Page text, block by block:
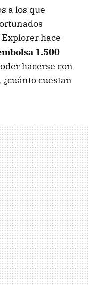
a los que
hace
1.500
hacerse con
cuestan